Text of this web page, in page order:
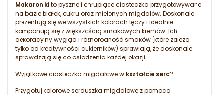
Makaronikito pyszne i chrupiące ciasteczka przygotowywane
na bazie białek, cukru oraz mielonych migdałów. Doskonale
prezentują się we wszystkich kolorach tęczy i idealnie
komponują się z większością smakowych kremów. Ich
dekoracyjny wygląd i różnorodność smaków (które zależą
tylko od kreatywności cukierników) sprawiają, że doskonale
sprawdzają się do osłodzenia każdej okazji.
Wyjątkowe ciasteczka migdałowe w kształcie serc?
Przygotuj kolorowe serduszka migdałowe z pomocą